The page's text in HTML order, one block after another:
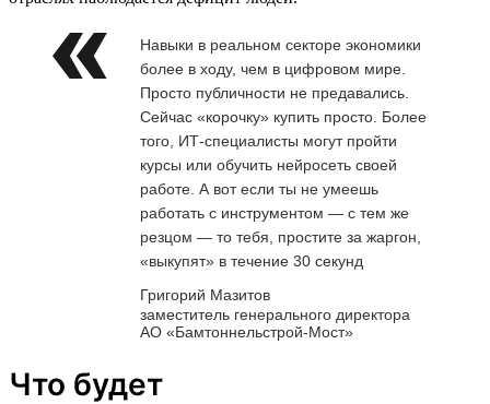
Навыки в реальном секторе экономики
более в ходу, чем в цифровом мире.
Просто публичности не предавались.
Сейчас «корочку» купить просто. Более
того, ИТ-специалисты могут пройти
курсы или обучить нейросеть своей
работе. А вот если ты не умеешь
работать с инструментом — с тем же
резцом — то тебя, простите за жаргон,
«выкупят» в течение 30 секунд
Григорий Мазитов
заместитель генерального директора
АО «Бамтоннельстрой-Мост»
Что будет